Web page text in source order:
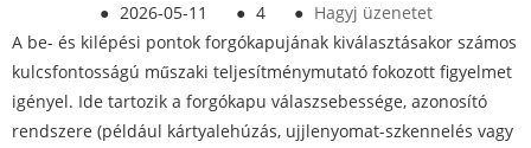
● 2026-05-11 ● 4 ● Hagyj üzenetet
A be- és kilépési pontok forgókapujának kiválasztásakor számos
kulcsfontosságú műszaki teljesítménymutató fokozott figyelmet
igényel. Ide tartozik a forgókapu válaszsebessége, azonosító
rendszere (például kártyalehúzás, ujjlenyomat-szkennelés vagy